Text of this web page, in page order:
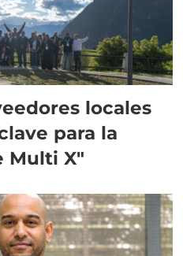
locales
para la
Multi X"